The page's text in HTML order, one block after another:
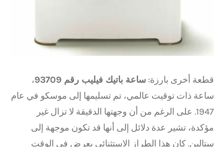
قطعة أخرى بارزة: ساعة باتيك فيليب رقم 93709
،
ساعة ذات توقيت عالمي، تم تسليمها إلى موسكو في عام
1947. على الرغم من أن وجهتها الدقيقة لا تزال غير
مؤكدة، تشير عدة دلائل إلى أنها قد تكون موجهة إلى
ستالين. كان هذا الطراز الاستثنائي يعرض في الوقت